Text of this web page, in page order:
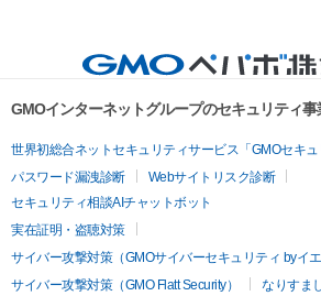
GMOインターネットグループのセキュリティ事
世界初総合ネットセキュリティサービス「GMOセキュ
パスワード漏洩診断
Webサイトリスク診断
セキュリティ相談AIチャットボット
実在証明・盗聴対策
サイバー攻撃対策（GMOサイバーセキュリティ byイエ
サイバー攻撃対策（GMO Flatt Security）
なりすま